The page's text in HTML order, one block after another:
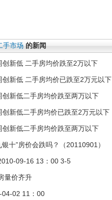
手市场 的新闻
创新低 二手房均价跌至2万以下
创新低 二手房均价已跌至2万元以下
创新低二手房均价跌至两万以下
创新低二手房均价已跌至2万元以下
创新低二手房均价跌至两万以下
十”房价会跌吗？（20110901）
09-16 13：00 3-5
量价齐升
04-02 11：00